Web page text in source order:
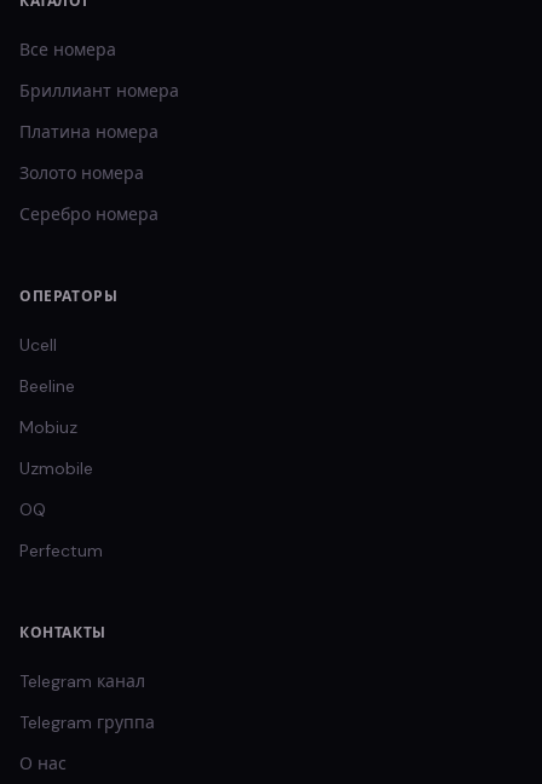
Все номера
Бриллиант номера
Платина номера
Золото номера
Серебро номера
ОПЕРАТОРЫ
Ucell
Beeline
Mobiuz
Uzmobile
OQ
Perfectum
КОНТАКТЫ
Telegram канал
Telegram группа
О нас